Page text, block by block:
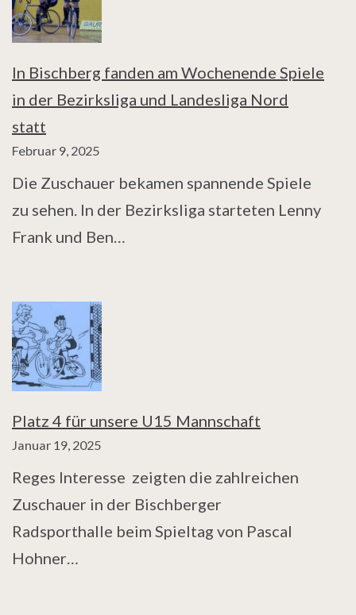
In Bischberg fanden am Wochenende Spiele
in der Bezirksliga und Landesliga Nord
statt
Februar 9, 2025
Die Zuschauer bekamen spannende Spiele
zu sehen. In der Bezirksliga starteten Lenny
Frank und Ben…
Platz 4 für unsere U15 Mannschaft
Januar 19, 2025
Reges Interesse zeigten die zahlreichen
Zuschauer in der Bischberger
Radsporthalle beim Spieltag von Pascal
Hohner…